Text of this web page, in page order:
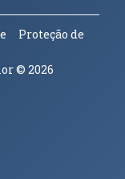
Proteção de
© 2026